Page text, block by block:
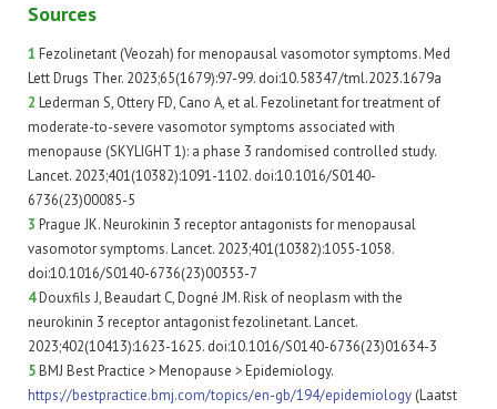
Sources
1 Fezolinetant (Veozah) for menopausal vasomotor symptoms. Med
Lett Drugs Ther. 2023;65(1679):97-99. doi:10.58347/tml.2023.1679a
2 Lederman S, Ottery FD, Cano A, et al. Fezolinetant for treatment of
moderate-to-severe vasomotor symptoms associated with
menopause (SKYLIGHT 1): a phase 3 randomised controlled study.
Lancet. 2023;401(10382):1091-1102. doi:10.1016/S0140-
6736(23)00085-5
3 Prague JK. Neurokinin 3 receptor antagonists for menopausal
vasomotor symptoms. Lancet. 2023;401(10382):1055-1058.
doi:10.1016/S0140-6736(23)00353-7
4Douxfils J, Beaudart C, Dogné JM. Risk of neoplasm with the
neurokinin 3 receptor antagonist fezolinetant. Lancet.
2023;402(10413):1623-1625. doi:10.1016/S0140-6736(23)01634-3
5BMJ Best Practice > Menopause > Epidemiology.
https://bestpractice.bmj.com/topics/en-gb/194/epidemiology (Laatst